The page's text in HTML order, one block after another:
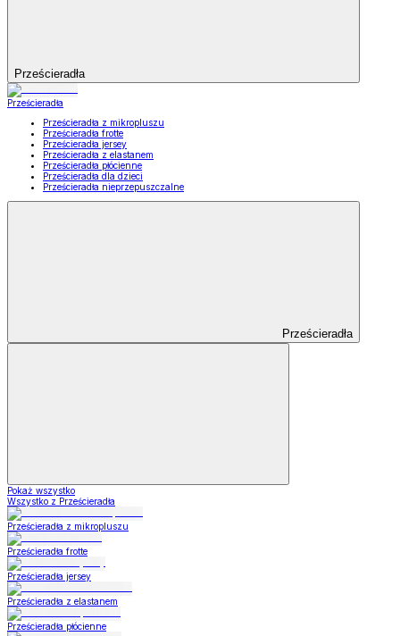
Prześcieradła
Prześcieradła
Prześcieradła z mikropluszu
Prześcieradła frotte
Prześcieradła jersey
Prześcieradła z elastanem
Prześcieradła płócienne
Prześcieradła dla dzieci
Prześcieradła nieprzepuszczalne
Prześcieradła
Pokaż wszystko
Wszystko z Prześcieradła
Prześcieradła z mikropluszu
Prześcieradła frotte
Prześcieradła jersey
Prześcieradła z elastanem
Prześcieradła płócienne